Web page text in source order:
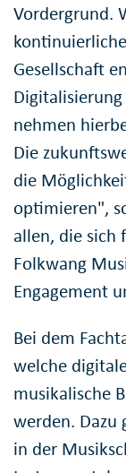
Vordergrund.
Gesellschaft
nehmen
Die
die
optimieren",
allen, die sich
Folkwang
Engagement
Bei dem
welche
musikalische
werden. Dazu
in der